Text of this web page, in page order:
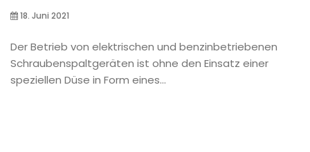
18. Juni 2021
Der Betrieb von elektrischen und benzinbetriebenen
Schraubenspaltgeräten ist ohne den Einsatz einer
speziellen Düse in Form eines...